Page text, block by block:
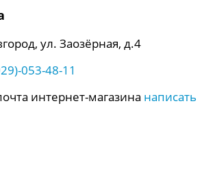
ул. Заозёрная, д.4
053-48-11
интернет-магазина написать